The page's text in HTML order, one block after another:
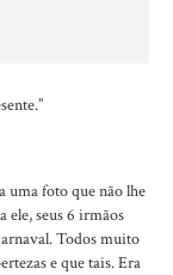
uma foto que não lhe
ele, seus 6 irmãos
Todos muito
e que tais. Era